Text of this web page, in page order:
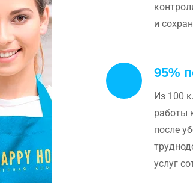
и
95%
Из 100
работы
после
услуг